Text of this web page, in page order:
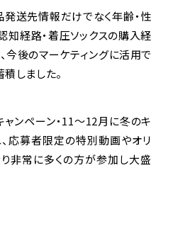
送先情報だけでなく年齢・性
知経路・着圧ソックスの購入経
今後のマーケティングに活用で
しました。
ンペーン・11～12月に冬のキ
応募者限定の特別動画やオリ
非常に多くの方が参加し大盛